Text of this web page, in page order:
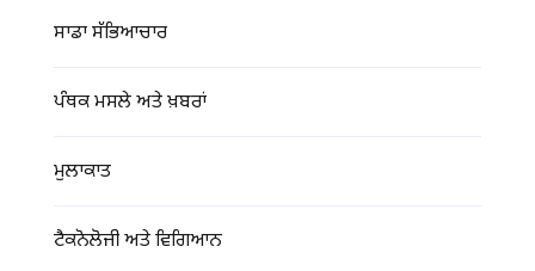
ਸਾਡਾ ਸੱਭਿਆਚਾਰ
ਪੰਥਕ ਮਸਲੇ ਅਤੇ ਖ਼ਬਰਾਂ
ਮੁਲਾਕਾਤ
ਟੈਕਨੋਲੋਜੀ ਅਤੇ ਵਿਗਿਆਨ